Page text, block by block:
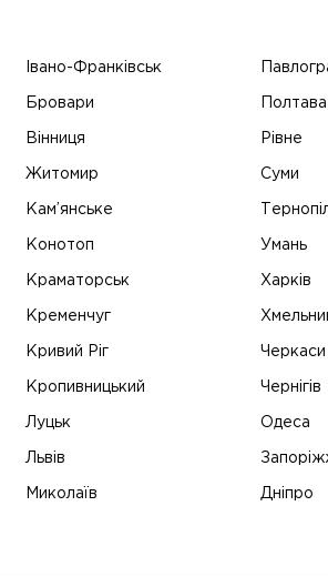
Івано-Франківськ
Бровари
Вінниця
Житомир
Кам’янське
Конотоп
Краматорськ
Кременчуг
Кривий Ріг
Кропивницький
Луцьк
Львів
Миколаїв
Полтава
Рівне
Суми
Умань
Харків
Черкаси
Чернігів
Одеса
Дніпро